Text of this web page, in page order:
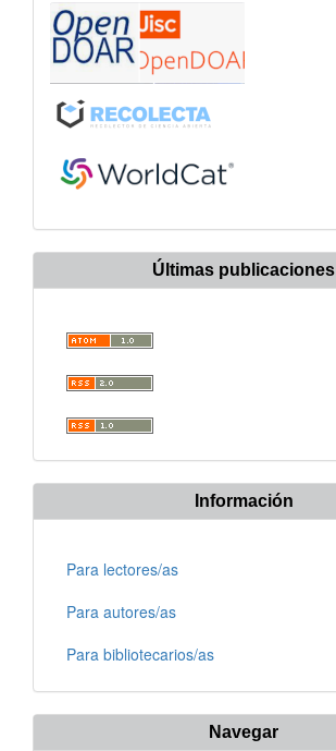
Últimas publicaciones
Información
Para lectores/as
Para autores/as
Para bibliotecarios/as
Navegar